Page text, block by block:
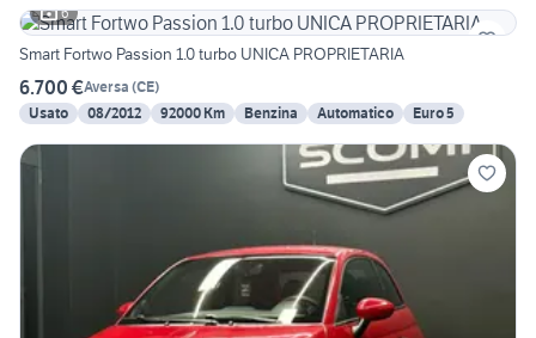
6
Smart Fortwo Passion 1.0 turbo UNICA PROPRIETARIA
6.700 €Aversa (CE)
Usato
08/2012 92000 Km Benzina Automatico Euro 5